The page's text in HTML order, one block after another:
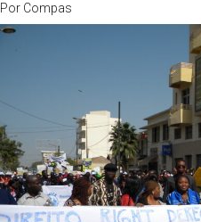
Por Compas